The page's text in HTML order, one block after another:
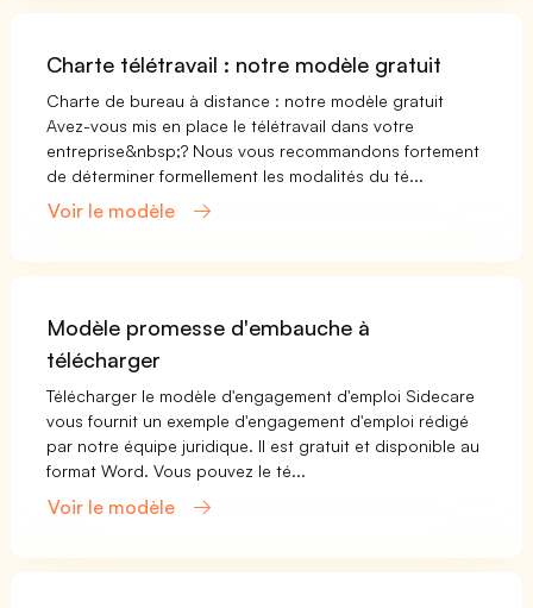
Charte télétravail : notre modèle gratuit
Charte de bureau à distance : notre modèle gratuit
Avez-vous mis en place le télétravail dans votre
entreprise&nbsp;? Nous vous recommandons fortement
de déterminer formellement les modalités du té...
Voir le modèle
Modèle promesse d'embauche à
télécharger
Télécharger le modèle d'engagement d'emploi Sidecare
vous fournit un exemple d'engagement d'emploi rédigé
par notre équipe juridique. Il est gratuit et disponible au
format Word. Vous pouvez le té...
Voir le modèle